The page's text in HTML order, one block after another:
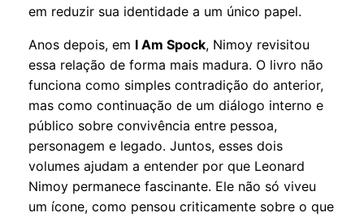
em reduzir sua identidade a um único papel.
Anos depois, em I Am Spock, Nimoy revisitou
essa relação de forma mais madura. O livro não
funciona como simples contradição do anterior,
mas como continuação de um diálogo interno e
público sobre convivência entre pessoa,
personagem e legado. Juntos, esses dois
volumes ajudam a entender por que Leonard
Nimoy permanece fascinante. Ele não só viveu
um ícone, como pensou criticamente sobre o que